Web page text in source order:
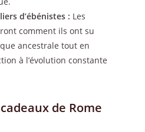
d’ébénistes : Les
comment ils ont su
ancestrale tout en
à l’évolution constante
de Rome